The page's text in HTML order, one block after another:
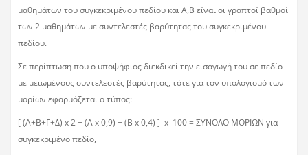
μαθημάτων του συγκεκριμένου πεδίου και Α,Β είναι οι γραπτοί βαθμοί
των 2 μαθημάτων με συντελεστές βαρύτητας του συγκεκριμένου
πεδίου.
Σε περίπτωση που ο υποψήφιος διεκδικεί την εισαγωγή του σε πεδίο
με μειωμένους συντελεστές βαρύτητας, τότε για τον υπολογισμό των
μορίων εφαρμόζεται ο τύπος:
[ (Α+Β+Γ+Δ) x 2 + (Α x 0,9) + (Β x 0,4) ] x 100 = ΣΥΝΟΛΟ ΜΟΡΙΩΝ για
συγκεκριμένο πεδίο,